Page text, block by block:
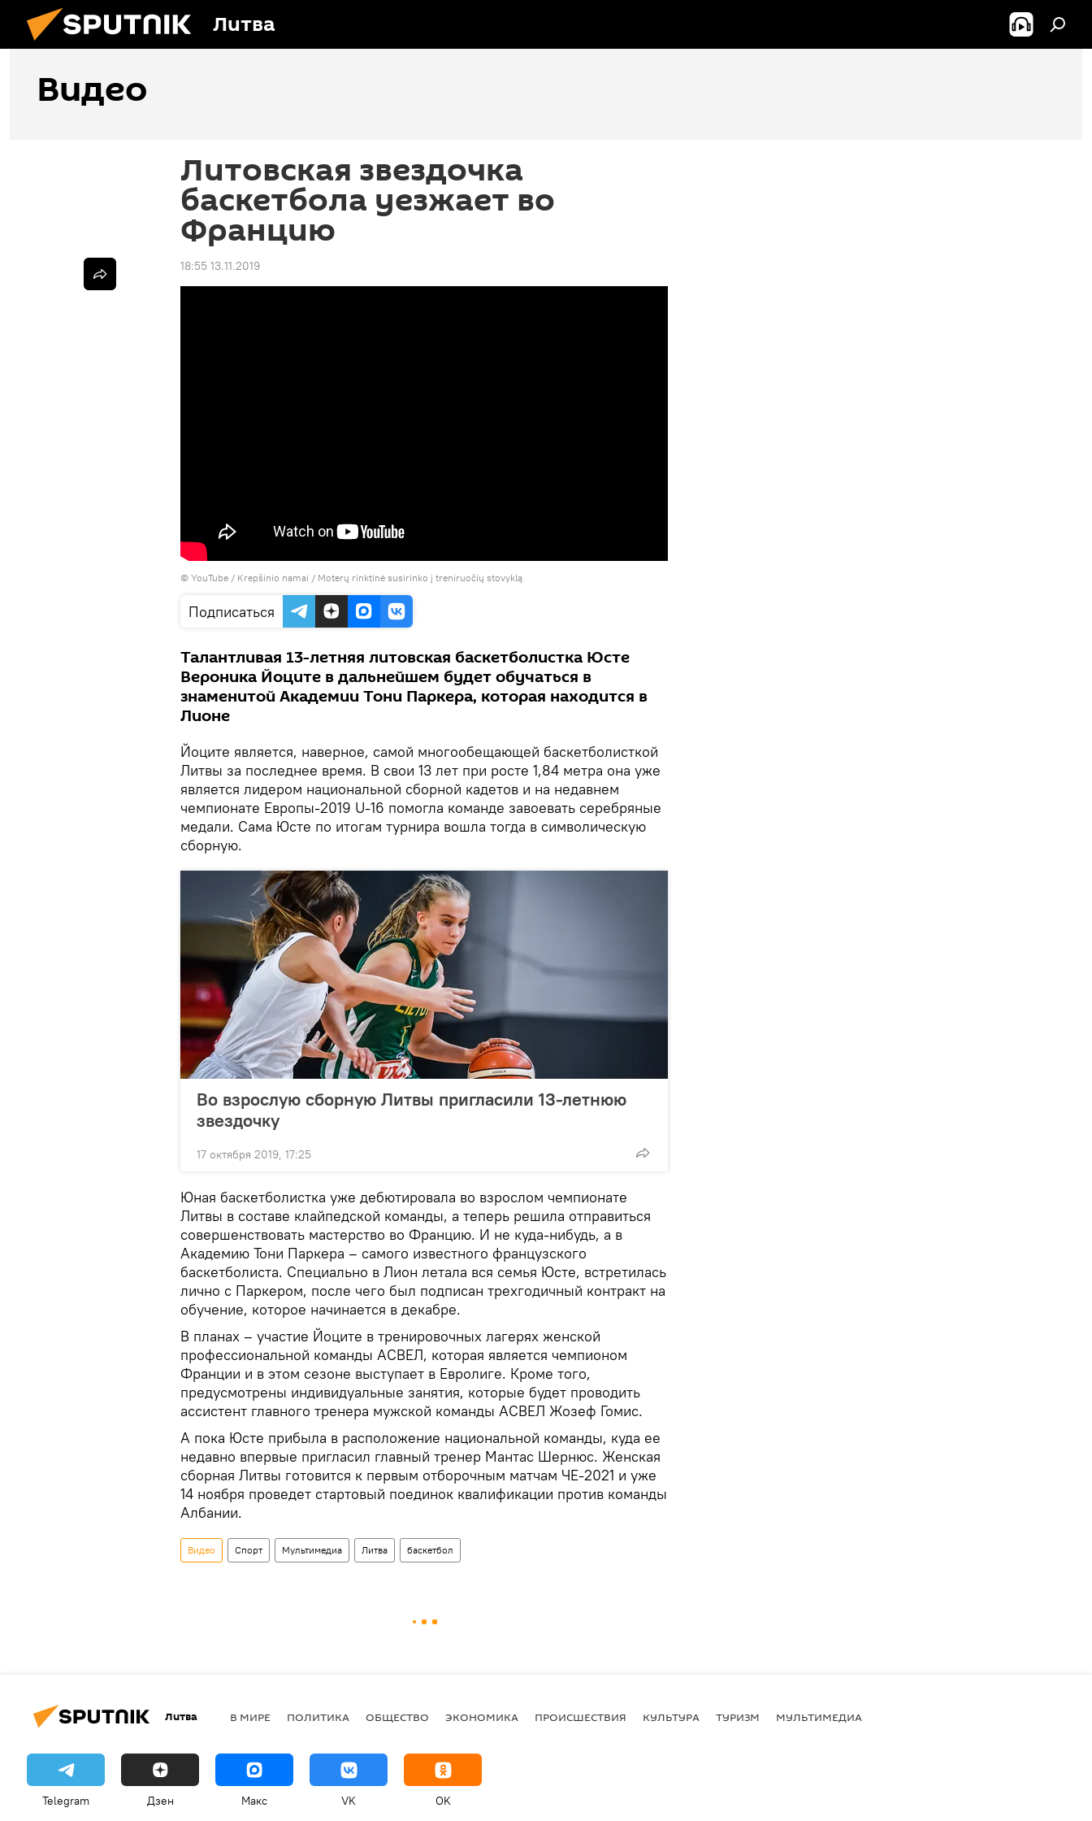
Литва
Видео
Литовская звездочка
баскетбола уезжает во
Францию
18:55 13.11.2019
© YouTube / Krepšinio namai / Moterų rinktinė susirinko į treniruočių stovyklą
Подписаться
Талантливая 13-летняя литовская баскетболистка Юсте
Вероника Йоците в дальнейшем будет обучаться в
знаменитой Академии Тони Паркера, которая находится в
Лионе
Йоците является, наверное, самой многообещающей баскетболисткой
Литвы за последнее время. В свои 13 лет при росте 1,84 метра она уже
является лидером национальной сборной кадетов и на недавнем
чемпионате Европы-2019 U-16 помогла команде завоевать серебряные
медали. Сама Юсте по итогам турнира вошла тогда в символическую
сборную.
Во взрослую сборную Литвы пригласили 13-летнюю
звездочку
17 октября 2019, 17:25
Юная баскетболистка уже дебютировала во взрослом чемпионате
Литвы в составе клайпедской команды, а теперь решила отправиться
совершенствовать мастерство во Францию. И не куда-нибудь, а в
Академию Тони Паркера – самого известного французского
баскетболиста. Специально в Лион летала вся семья Юсте, встретилась
лично с Паркером, после чего был подписан трехгодичный контракт на
обучение, которое начинается в декабре.
В планах – участие Йоците в тренировочных лагерях женской
профессиональной команды АСВЕЛ, которая является чемпионом
Франции и в этом сезоне выступает в Евролиге. Кроме того,
предусмотрены индивидуальные занятия, которые будет проводить
ассистент главного тренера мужской команды АСВЕЛ Жозеф Гомис.
А пока Юсте прибыла в расположение национальной команды, куда ее
недавно впервые пригласил главный тренер Мантас Шернюс. Женская
сборная Литвы готовится к первым отборочным матчам ЧЕ-2021 и уже
14 ноября проведет стартовый поединок квалификации против команды
Албании.
Видео Спорт Мультимедиа Литва баскетбол
Литва В МИРЕ ПОЛИТИКА ОБЩЕСТВО ЭКОНОМИКА ПРОИСШЕСТВИЯ КУЛЬТУРА ТУРИЗМ МУЛЬТИМЕДИА
Telegram Дзен Макс VK OK